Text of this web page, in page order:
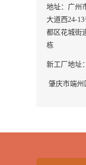
地址：广州
大道西24-
都区花城街
栋
新工厂地址：
肇庆市端州